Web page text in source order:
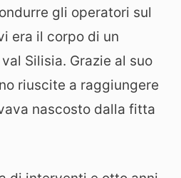
gli operatori sul
era il corpo di un
Silisia. Grazie al suo
riuscite a raggiungere
nascosto dalla fitta